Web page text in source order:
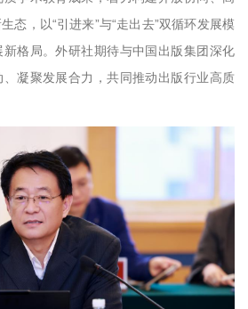
态，以“引进来”与“走出去”双循环发展模
格局。外研社期待与中国出版集团深化
凝聚发展合力，共同推动出版行业高质